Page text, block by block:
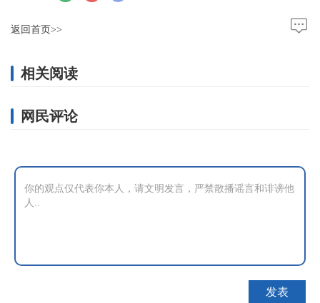
返回首页>>
相关阅读
网民评论